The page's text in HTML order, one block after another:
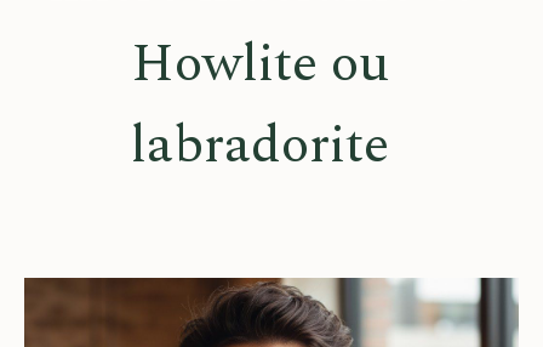
Howlite ou
labradorite